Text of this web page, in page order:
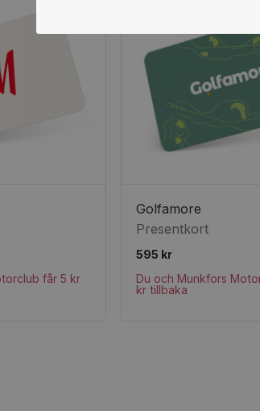
får 5 kr
Golfamore
Presentkort
595 kr
Du och Munkfors
kr tillbaka